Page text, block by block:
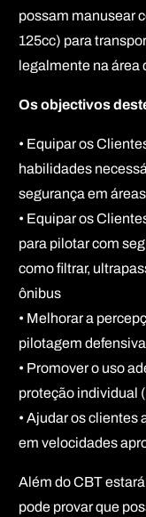
possam manusear
125cc) para
legalmente na área
Os objectivos
• Equipar os
habilidades
segurança em
• Equipar os
para pilotar com
como filtrar,
ônibus
• Melhorar a
pilotagem
• Promover o uso
proteção individual
• Ajudar os clientes
em velocidades
Além do CBT
pode provar que